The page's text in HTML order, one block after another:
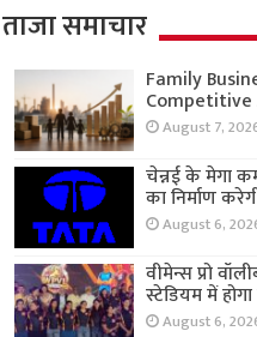
ताजा समाचार
Family
August 7,
चेन्नई के मेगा
का निर्माण
August 6,
वीमेन्स प्रो
स्टेडियम में
August 6,